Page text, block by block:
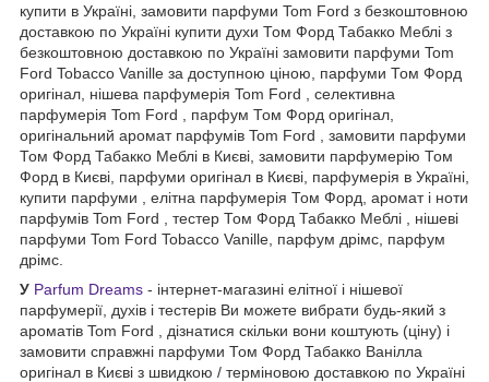
купити в Україні, замовити парфуми Tom Ford з безкоштовною
доставкою по Україні купити духи Том Форд Табакко Меблі з
безкоштовною доставкою по Україні замовити парфуми Tom
Ford Tobacco Vanille за доступною ціною, парфуми Том Форд
оригінал, нішева парфумерія Tom Ford , селективна
парфумерія Tom Ford , парфум Том Форд оригінал,
оригінальний аромат парфумів Tom Ford , замовити парфуми
Том Форд Табакко Меблі в Києві, замовити парфумерію Том
Форд в Києві, парфуми оригінал в Києві, парфумерія в Україні,
купити парфуми , елітна парфумерія Том Форд, аромат і ноти
парфумів Tom Ford , тестер Том Форд Табакко Меблі , нішеві
парфуми Tom Ford Tobacco Vanille, парфум дрімс, парфум
дрімс.
У Parfum Dreams - інтернет-магазині елітної і нішевої
парфумерії, духів і тестерів Ви можете вибрати будь-який з
ароматів Tom Ford , дізнатися скільки вони коштують (ціну) і
замовити справжні парфуми Том Форд Табакко Ванілла
оригінал в Києві з швидкою / терміновою доставкою по Україні